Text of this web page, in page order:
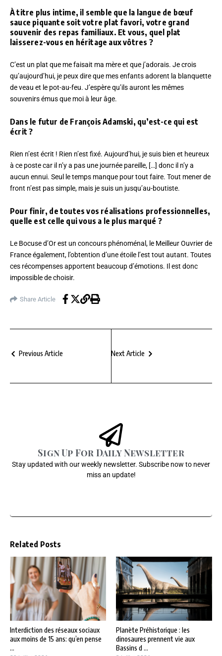
À titre plus intime, il semble que la langue de bœuf
sauce piquante soit votre plat favori, votre grand
souvenir des repas familiaux. Et vous, quel plat
laisserez-vous en héritage aux vôtres ?
C’est un plat que me faisait ma mère et que j’adorais. Je crois
qu’aujourd’hui, je peux dire que mes enfants adorent la blanquette
de veau et le pot-au-feu. J’espère qu’ils auront les mêmes
souvenirs émus que moi à leur âge.
Dans le futur de François Adamski, qu’est-ce qui est
écrit ?
Rien n’est écrit ! Rien n’est fixé. Aujourd’hui, je suis bien et heureux
à ce poste car il n’y a pas une journée pareille, […] donc il n’y a
aucun ennui. Seul le temps manque pour tout faire. Tout mener de
front n’est pas simple, mais je suis un jusqu’au-boutiste.
Pour finir, de toutes vos réalisations professionnelles,
quelle est celle qui vous a le plus marqué ?
Le Bocuse d’Or est un concours phénoménal, le Meilleur Ouvrier de
France également, l’obtention d’une étoile l’est tout autant. Toutes
ces récompenses apportent beaucoup d’émotions. Il est donc
impossible de choisir.
Share Article
Previous Article Next Article
Sign Up For Daily Newsletter
Stay updated with our weekly newsletter. Subscribe now to never
miss an update!
Related Posts
Interdiction des réseaux sociaux
aux moins de 15 ans: qu’en pense
...
Planète Préhistorique : les
dinosaures prennent vie aux
Bassins d ...